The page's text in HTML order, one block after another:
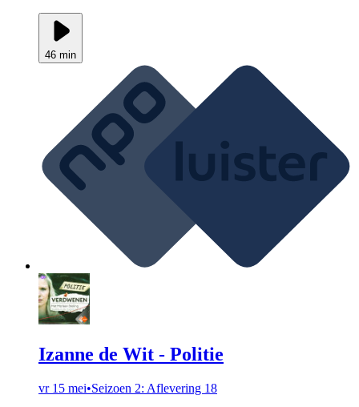
46 min
Izanne de Wit - Politie
vr 15 mei•Seizoen 2: Aflevering 18